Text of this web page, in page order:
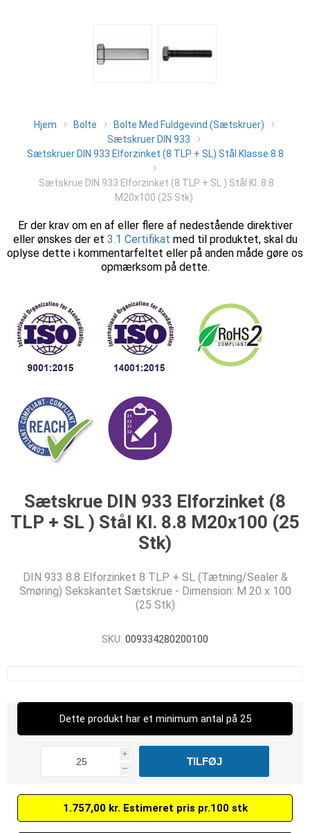
Hjem Bolte
Bolte Med Fuldgevind (Sætskruer)
Sætskruer DIN 933
Sætskruer DIN 933 Elforzinket (8 TLP + SL) Stål Klasse 8.8
Sætskrue DIN 933 Elforzinket (8 TLP + SL ) Stål Kl. 8.8
M20x100 (25 Stk)
Er der krav om en af eller flere af nedestående direktiver
eller ønskes der et 3.1 Certifikat med til produktet, skal du
oplyse dette i kommentarfeltet eller på anden måde gøre os
opmærksom på dette.
Sætskrue DIN 933 Elforzinket (8
TLP + SL ) Stål Kl. 8.8 M20x100 (25
Stk)
DIN 933 8.8 Elforzinket 8 TLP + SL (Tætning/Sealer &
Smøring) Sekskantet Sætskrue - Dimension: M 20 x 100
(25 Stk)
SKU: 009334280200100
Dette produkt har et minimum antal på 25
i
h
1.757,00 kr. Estimeret pris pr.100 stk